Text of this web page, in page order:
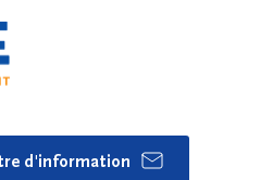
d'information